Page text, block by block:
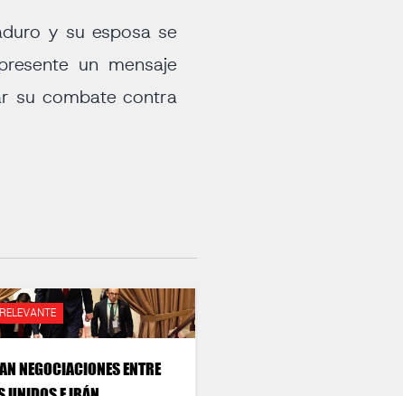
y su esposa se
un mensaje
su combate contra
NEGOCIACIONES ENTRE